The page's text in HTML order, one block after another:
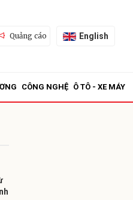
Quảng cáo English
CÔNG NGHỆ Ô TÔ - XE MÁY